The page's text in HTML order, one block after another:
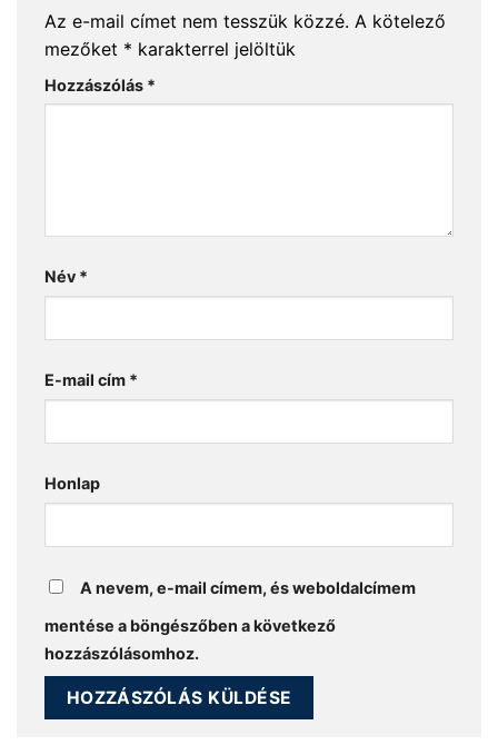
Az e-mail címet nem tesszük közzé. A kötelező
mezőket * karakterrel jelöltük
Hozzászólás *
Név *
E-mail cím *
Honlap
A nevem, e-mail címem, és weboldalcímem
mentése a böngészőben a következő
hozzászólásomhoz.